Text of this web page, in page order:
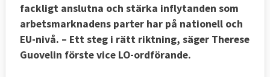
fackligt anslutna och stärka inflytanden som
arbetsmarknadens parter har på nationell och
EU-nivå. – Ett steg i rätt riktning, säger Therese
Guovelin förste vice LO-ordförande.